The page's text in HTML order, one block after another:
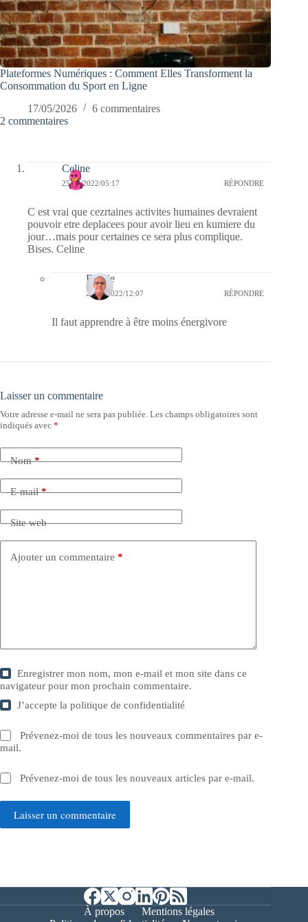
Plateformes Numériques : Comment Elles Transforment la
Consommation du Sport en Ligne
17/05/2026
6 commentaires
2 commentaires
Celine
25/09/2022/05:17 RÉPONDRE
C est vrai que cezrtaines activites humaines devraient
pouvoir etre deplacees pour avoir lieu en kumiere du
jour…mais pour certaines ce sera plus complique.
Bises. Celine
Bernie
25/09/2022/12:07 RÉPONDRE
Il faut apprendre à être moins énergivore
Laisser un commentaire
Votre adresse e-mail ne sera pas publiée. Les champs obligatoires sont
indiqués avec *
Nom*
E-mail*
Site web
Ajouter un commentaire *
Enregistrer mon nom, mon e-mail et mon site dans ce
navigateur pour mon prochain commentaire.
J’accepte lapolitique de confidentialité
Prévenez-moi de tous les nouveaux commentaires par e-
mail.
Prévenez-moi de tous les nouveaux articles par e-mail.
Laisser un commentaire
À propos
Mentions légales